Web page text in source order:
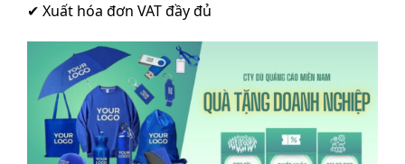
✔ Xuất hóa đơn VAT đầy đủ